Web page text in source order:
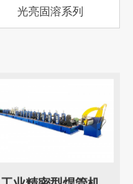
光亮固溶系列